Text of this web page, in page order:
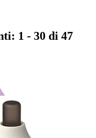
1 - 30 di 47